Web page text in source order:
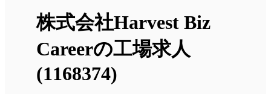
株式会社Harvest Biz
Careerの工場求人
(1168374)